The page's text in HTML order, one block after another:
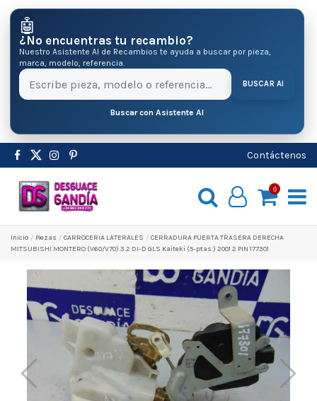
🤖
¿No encuentras tu recambio?
Nuestro Asistente AI de Recambios te ayuda a buscar por pieza,
marca, modelo, referencia.
BUSCAR AI
Buscar con Asistente AI
Contáctenos
0
Inicio Pіezas CARROCERIA LATERALES
CERRADURA PUERTA TRASERA DERECHA
MITSUBISHI MONTERO (V60/V70) 3.2 DI-D GLS Kaiteki (5-ptas.) 2001 2 PIN 177301